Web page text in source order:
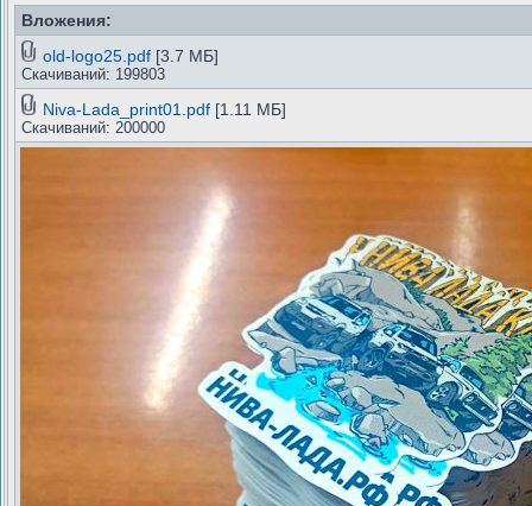
Вложения:
old-logo25.pdf [3.7 МБ]
Скачиваний: 199803
Niva-Lada_print01.pdf [1.11 МБ]
Скачиваний: 200000